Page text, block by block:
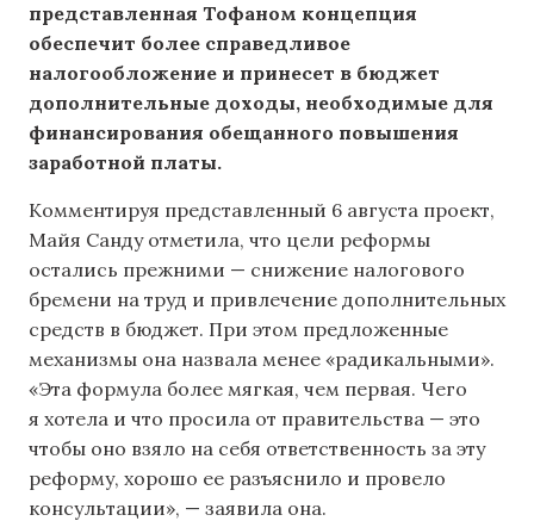
представленная Тофаном концепция
обеспечит более справедливое
налогообложение и принесет в бюджет
дополнительные доходы, необходимые для
финансирования обещанного повышения
заработной платы.
Комментируя представленный 6 августа проект,
Майя Санду отметила, что цели реформы
остались прежними — снижение налогового
бремени на труд и привлечение дополнительных
средств в бюджет. При этом предложенные
механизмы она назвала менее «радикальными».
«Эта формула более мягкая, чем первая. Чего
я хотела и что просила от правительства — это
чтобы оно взяло на себя ответственность за эту
реформу, хорошо ее разъяснило и провело
консультации», — заявила она.